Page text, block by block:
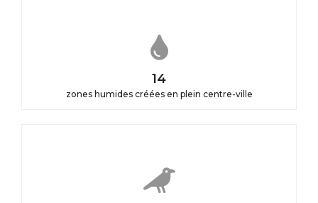
16
zones humides créées en plein centre-ville